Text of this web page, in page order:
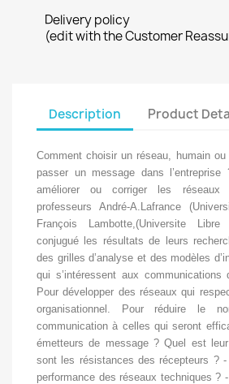
Delivery policy
(edit with the Customer
Description Product
Comment choisir un réseau, humain
passer un message dans l’entreprise
améliorer ou corriger les réseaux
professeurs André-A.Lafrance
François Lambotte,(Universite
conjugué les résultats de leurs
des grilles d’analyse et des modèles
qui s’intéressent aux communications
Pour développer des réseaux qui
organisationnel. Pour réduire le
communication à celles qui seront
émetteurs de message ? Quel est
sont les résistances des récepteurs ?
performance des réseaux techniques ?